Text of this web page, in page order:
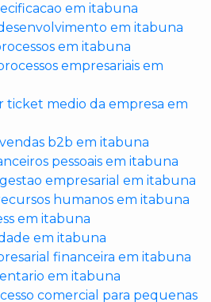
em itabuna
em itabuna
em itabuna
empresariais em
ticket medio da empresa em
b2b em itabuna
pessoais em itabuna
empresarial em itabuna
humanos em itabuna
em itabuna
em itabuna
financeira em itabuna
em itabuna
comercial para pequenas